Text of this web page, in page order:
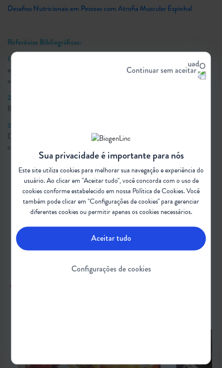
Sua privacidade é importante para nós
Este site utiliza cookies para melhorar sua navegação e experiência do
usuário. Ao clicar em "Aceitar tudo", você concorda com o uso de
cookies conforme estabelecido em nossa Política de Cookies. Você
também pode clicar em "Configurações de cookies" para gerenciar
diferentes cookies ou permitir apenas os cookies necessários.
Aceitar tudo
Configurações de cookies
Continuar sem aceitar
Desafios Nutricionais em Pessoas com Atrofia Muscular Espinhal
Referêcias Bibliográficas:
1.
atrophy: part 1: recommendations for diagnosis, rehabilitation,
orthopedic and nutritional care. Neuromuscul Disord. 2018;28:103–15.
2.
Brasília, DF – 2014.
3.
Disponivel em https://www.curesma.org/wp-
content/uploads/2019/07/nutrition-basics.pdf.
#AtrofiaMuscularEspinhal #AME
#CuidadosNutricionais #Nutrição
#RefeiçãoemFamília
VEJA TAMBÉM